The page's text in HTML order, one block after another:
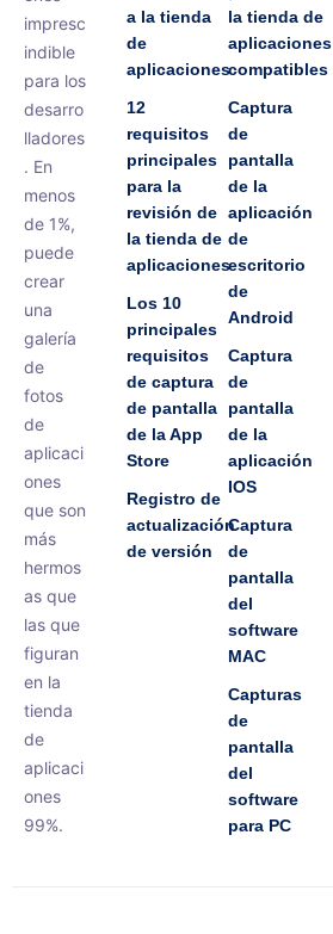
impresc
indible
para los
desarro
lladores
. En
menos
de 1%,
puede
crear
una
galería
de
fotos
de
aplicaci
ones
que son
más
hermos
as que
las que
figuran
en la
tienda
de
aplicaci
ones
99%.
a la tienda
de
aplicaciones
12
requisitos
principales
para la
revisión de
la tienda de
aplicaciones
Los 10
principales
requisitos
de captura
de pantalla
de la App
Store
Registro de
actualización
de versión
la tienda de
aplicaciones
compatibles
Captura
de
pantalla
de la
aplicación
de
escritorio
de
Android
Captura
de
pantalla
de la
aplicación
IOS
Captura
de
pantalla
del
software
MAC
Capturas
de
pantalla
del
software
para PC